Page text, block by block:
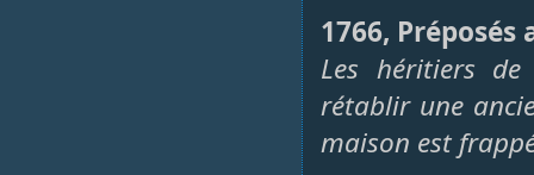
1766,
Les héritiers de
rétablir une
maison est